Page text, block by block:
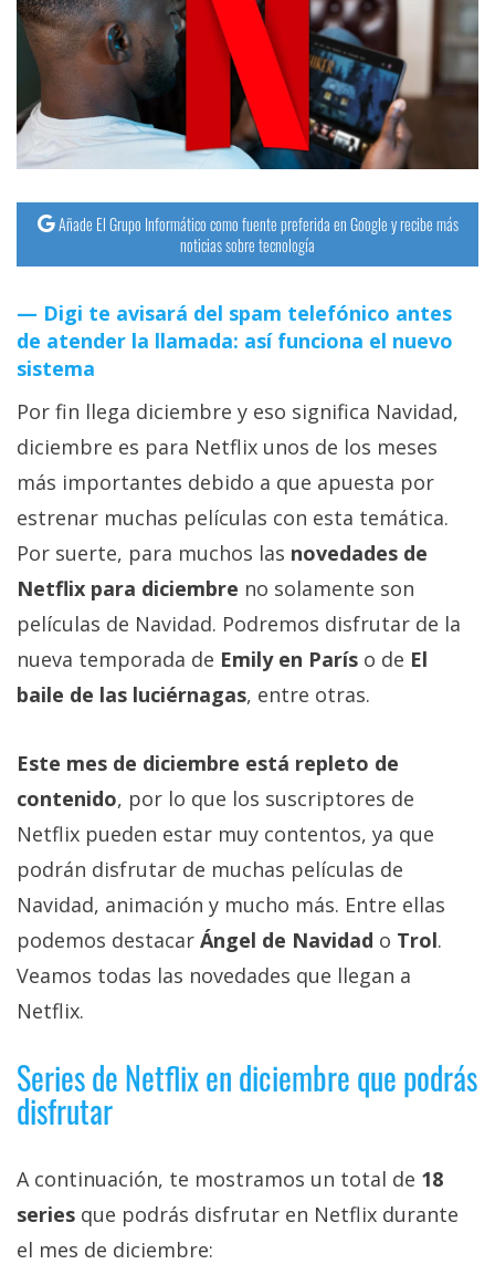
Operadores
Trucos
y
Tutoriales
Ciberseguridad
Sistemas
operativos
Profesional
+
Más
temas
Sorteos
Foros
/
Sobre
nosotros
/
Publicidad
/
Cambiar
opciones
de
privacidad
Aviso
Legal
comunicación
encontrarás
todas las
noticias sobre
Añade El Grupo Informático como fuente preferida en Google y recibe más
noticias sobre tecnología
Digi te avisará del spam telefónico antes
de atender la llamada: así funciona el nuevo
sistema
Por fin llega diciembre y eso significa Navidad,
diciembre es para Netflix unos de los meses
más importantes debido a que apuesta por
estrenar muchas películas con esta temática.
Por suerte, para muchos las novedades de
Netflix para diciembre no solamente son
películas de Navidad. Podremos disfrutar de la
nueva temporada de Emily en París o de El
baile de las luciérnagas, entre otras.
Este mes de diciembre está repleto de
contenido, por lo que los suscriptores de
Netflix pueden estar muy contentos, ya que
podrán disfrutar de muchas películas de
Navidad, animación y mucho más. Entre ellas
podemos destacar Ángel de Navidad o Trol.
Veamos todas las novedades que llegan a
Netflix.
Series de Netflix en diciembre que podrás
disfrutar
A continuación, te mostramos un total de 18
series que podrás disfrutar en Netflix durante
el mes de diciembre: